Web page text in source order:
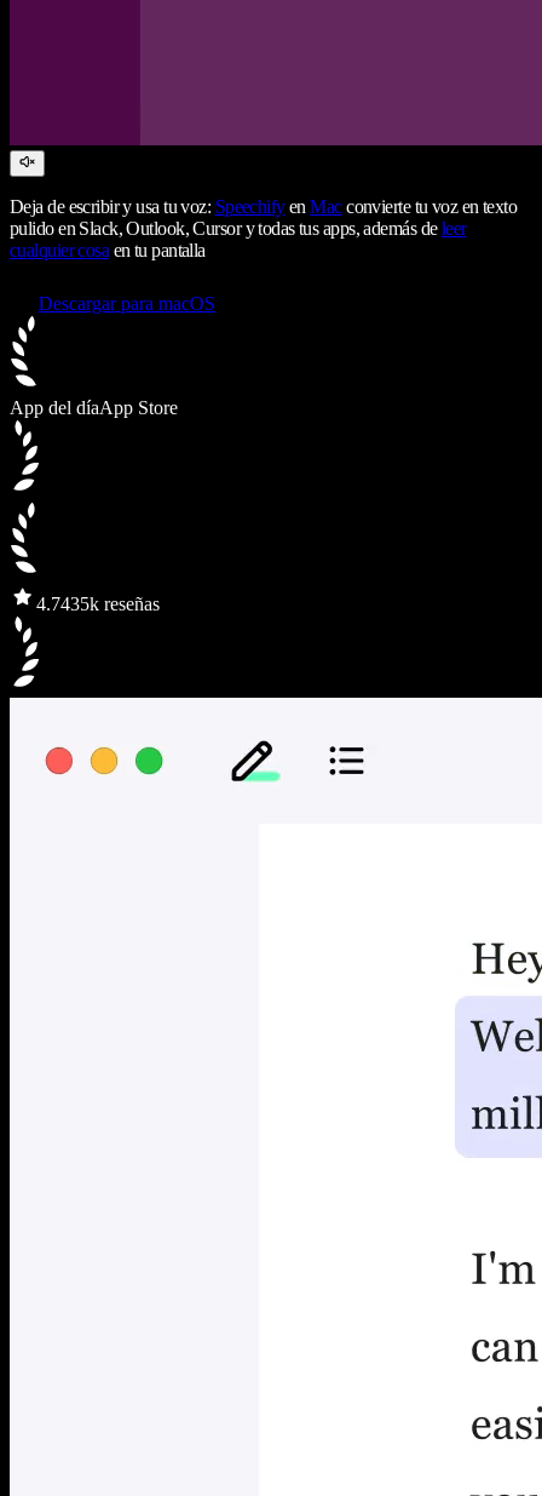
Deja de escribir y usa tu voz: SpeechifyenMacconvierte tu voz en texto
pulido en Slack, Outlook, Cursor y todas tus apps, además deleer
cualquier cosa en tu pantalla
Descargar para macOS
App del díaApp Store
4.7435k reseñas